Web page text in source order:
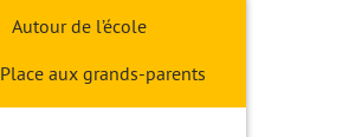
Autour de l’école
Place aux grands-parents